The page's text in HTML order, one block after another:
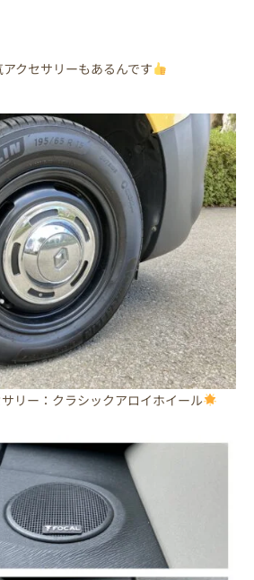
クセサリーもあるんです
リー：クラシックアロイホイール